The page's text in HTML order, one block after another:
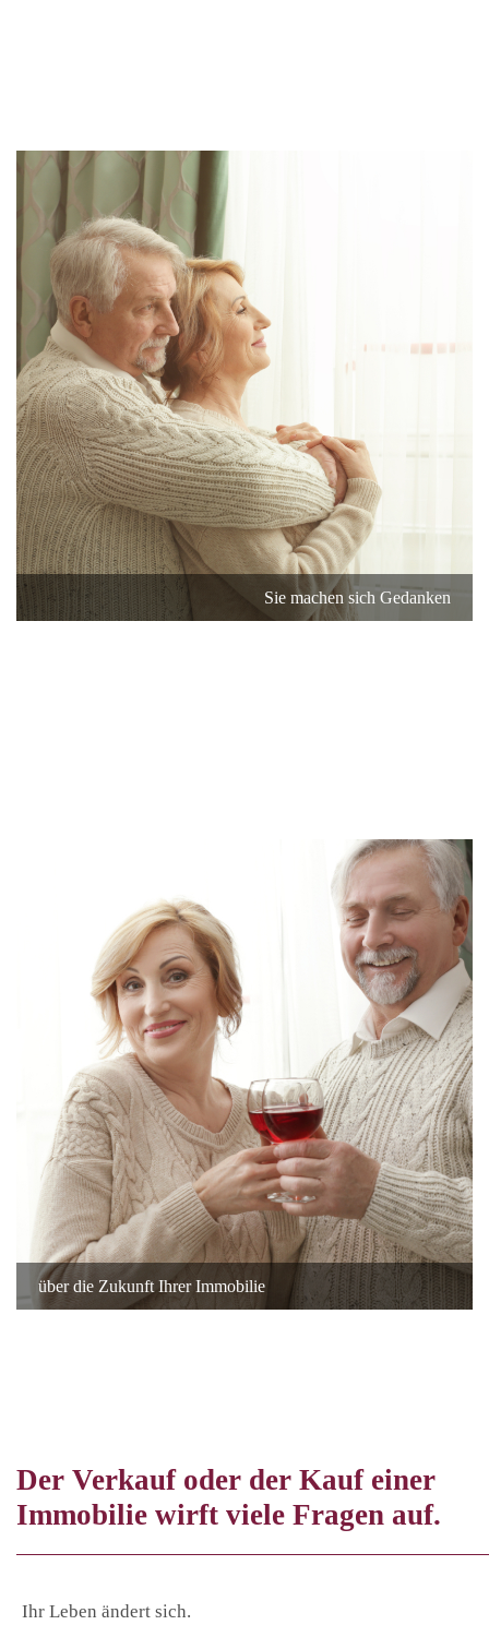
Sie machen sich Gedanken
über die Zukunft Ihrer Immobilie
Der Verkauf oder der Kauf einer
Immobilie wirft viele Fragen auf.
Ihr Leben ändert sich.